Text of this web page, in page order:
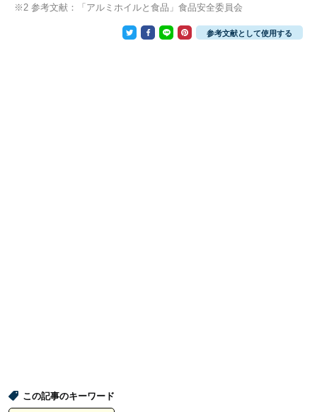
※2 参考文献：「アルミホイルと食品」食品安全委員会
参考文献として使用する
この記事のキーワード